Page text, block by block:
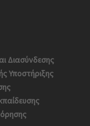
Διασύνδεσης
Υποστήριξης